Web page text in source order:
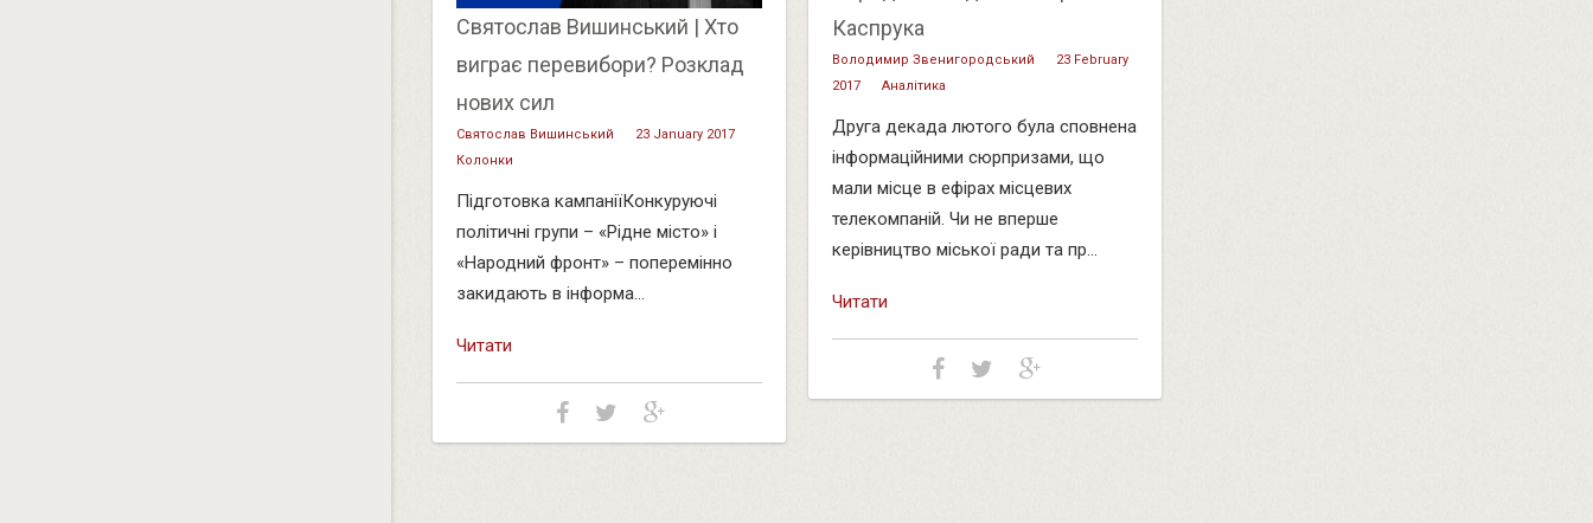
Каспрука
Володимир Звенигородський
23 February
2017
Аналітика
Друга декада лютого була сповнена
інформаційними сюрпризами, що
мали місце в ефірах місцевих
телекомпаній. Чи не вперше
керівництво міської ради та пр...
Читати
Святослав Вишинський | Хто
виграє перевибори? Розклад
нових сил
Святослав Вишинський
23 January 2017
Колонки
Підготовка кампаніїКонкуруючі
політичні групи – «Рідне місто» і
«Народний фронт» – поперемінно
закидають в інформа...
Читати